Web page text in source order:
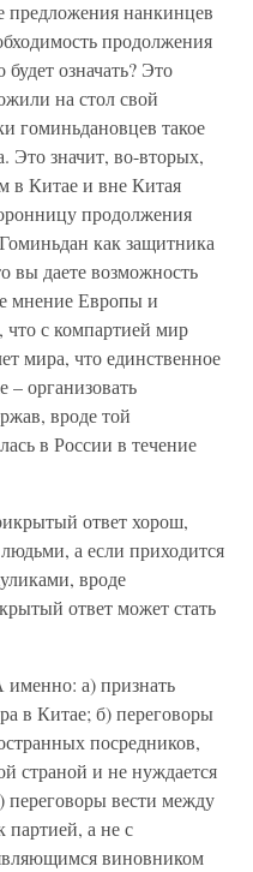
нанкинцев
продолжения
означать? Это
на стол свой
гоминьдановцев такое
Это значит, во-вторых,
в Китае и вне Китая
продолжения
как защитника
вы даете возможность
мнение Европы и
с компартией мир
мира, что единственное
– организовать
вроде той
в России в течение
ответ хорош,
а если приходится
вроде
ответ может стать
а) признать
в Китае; б) переговоры
посредников,
страной и не нуждается
переговоры вести между
а не с
виновником